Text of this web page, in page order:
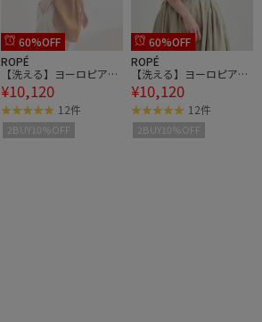
60%OFF
ROPÉ
【洗える】ヨーロピアン
リネンベーシックシャ
ツ/一部セットアップ対
応
¥10,120
12件
2BUY10%OFF
60%OFF
ROPÉ
【洗える】ヨーロピアン
リネンベーシックシャ
ツ/一部セットアップ対
応
¥10,120
12件
2BUY10%OFF